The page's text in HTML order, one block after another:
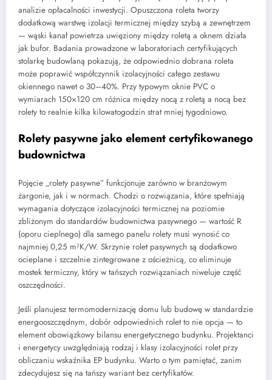
analizie opłacalności inwestycji. Opuszczona roleta tworzy
dodatkową warstwę izolacji termicznej między szybą a zewnętrzem
— wąski kanał powietrza uwięziony między roletą a oknem działa
jak bufor. Badania prowadzone w laboratoriach certyfikujących
stolarkę budowlaną pokazują, że odpowiednio dobrana roleta
może poprawić współczynnik izolacyjności całego zestawu
okiennego nawet o 30–40%. Przy typowym oknie PVC o
wymiarach 150×120 cm różnica między nocą z roletą a nocą bez
rolety to realnie kilka kilowatogodzin strat mniej tygodniowo.
Rolety pasywne jako element certyfikowanego
budownictwa
Pojęcie „rolety pasywne” funkcjonuje zarówno w branżowym
żargonie, jak i w normach. Chodzi o rozwiązania, które spełniają
wymagania dotyczące izolacyjności termicznej na poziomie
zbliżonym do standardów budownictwa pasywnego — wartość R
(oporu cieplnego) dla samego panelu rolety musi wynosić co
najmniej 0,25 m²K/W. Skrzynie rolet pasywnych są dodatkowo
ocieplane i szczelnie zintegrowane z ościeżnicą, co eliminuje
mostek termiczny, który w tańszych rozwiązaniach niweluje część
oszczędności.
Jeśli planujesz termomodernizację domu lub budowę w standardzie
energooszczędnym, dobór odpowiednich rolet to nie opcja — to
element obowiązkowy bilansu energetycznego budynku. Projektanci
i energetycy uwzględniają rodzaj i klasy izolacyjności rolet przy
obliczaniu wskaźnika EP budynku. Warto o tym pamiętać, zanim
zdecydujesz się na tańszy wariant bez certyfikatów.